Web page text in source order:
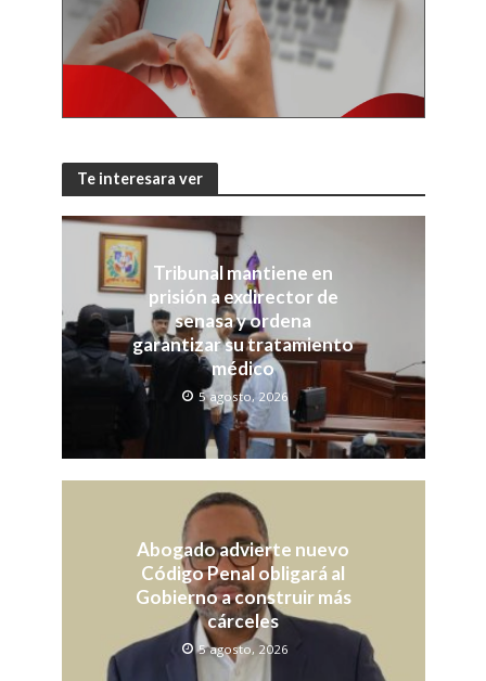
Te interesara ver
Tribunal mantiene en
prisión a exdirector de
senasa y ordena
garantizar su tratamiento
médico
5 agosto, 2026
Abogado advierte nuevo
Código Penal obligará al
Gobierno a construir más
cárceles
5 agosto, 2026